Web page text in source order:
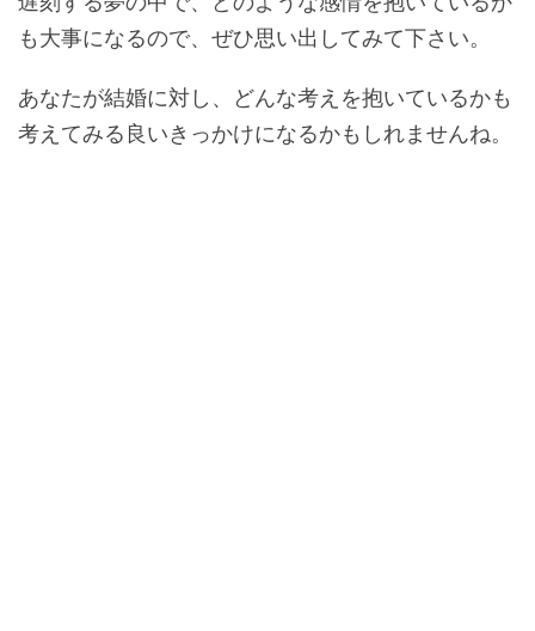
も大事になるので、ぜひ思い出してみて下さい。
あなたが結婚に対し、どんな考えを抱いているかも
考えてみる良いきっかけになるかもしれませんね。